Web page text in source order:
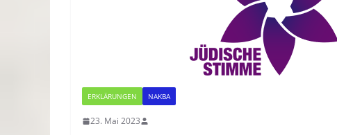
ERKLÄRUNGEN NAKBA
23. Mai 2023